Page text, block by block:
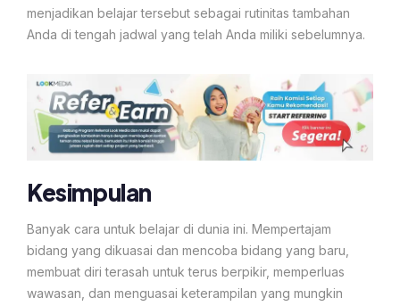
menjadikan belajar tersebut sebagai rutinitas tambahan
Anda di tengah jadwal yang telah Anda miliki sebelumnya.
Kesimpulan
Banyak cara untuk belajar di dunia ini. Mempertajam
bidang yang dikuasai dan mencoba bidang yang baru,
membuat diri terasah untuk terus berpikir, memperluas
wawasan, dan menguasai keterampilan yang mungkin